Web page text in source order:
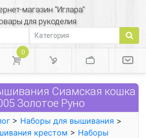
магазин "Иглара"
для рукоделия
0
Сиамская кошка
Золотое Руно
> Наборы для вышивания >
крестом > Наборы